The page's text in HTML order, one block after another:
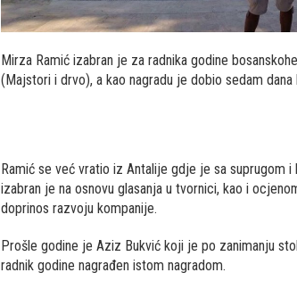
Mirza Ramić izabran je za radnika godine
(Majstori i drvo), a kao nagradu je dobio sedam
Ramić se već vratio iz Antalije gdje je sa suprugom
izabran je na osnovu glasanja u tvornici, kao i
doprinos razvoju kompanije.
Prošle godine je Aziz Bukvić koji je po zanimanju
radnik godine nagrađen istom nagradom.